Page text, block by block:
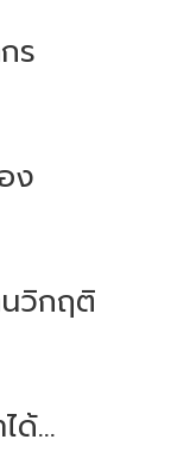
ร
ง
นวิกฤติ
ด้...